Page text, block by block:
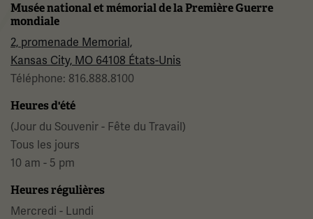
Musée national et mémorial de la Première Guerre
mondiale
2, promenade Memorial,
Kansas City, MO 64108 États-Unis
Téléphone: 816.888.8100
Heures d'été
(Jour du Souvenir - Fête du Travail)
Tous les jours
10 am - 5 pm
Heures régulières
Mercredi - Lundi